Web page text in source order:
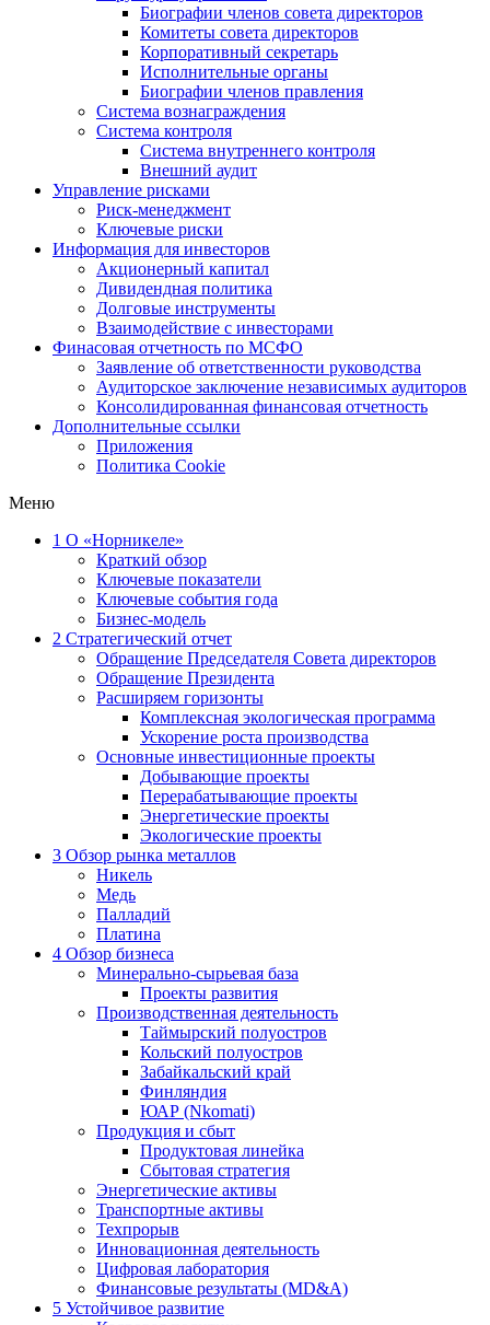
Биографии членов совета директоров
Комитеты совета директоров
Корпоративный секретарь
Исполнительные органы
Биографии членов правления
Система вознаграждения
Система контроля
Система внутреннего контроля
Внешний аудит
Управление рисками
Риск-менеджмент
Ключевые риски
Информация для инвесторов
Акционерный капитал
Дивидендная политика
Долговые инструменты
Взаимодействие с инвеcторами
Финасовая отчетность по МСФО
Заявление об ответственности руководства
Аудиторское заключение независимых аудиторов
Консолидированная финансовая отчетность
Дополнительные ссылки
Приложения
Политика Cookie
Меню
1 О «Норникеле»
Краткий обзор
Ключевые показатели
Ключевые события года
Бизнес-модель
2 Стратегический отчет
Обращение Председателя Совета директоров
Обращение Президента
Расширяем горизонты
Комплексная экологическая программа
Ускорение роста производства
Основные инвестиционные проекты
Добывающие проекты
Перерабатывающие проекты
Энергетические проекты
Экологические проекты
3 Обзор рынка металлов
Никель
Медь
Палладий
Платина
4 Обзор бизнеса
Минерально-сырьевая база
Проекты развития
Производственная деятельность
Таймырский полуостров
Кольский полуостров
Забайкальский край
Финляндия
ЮАР (Nkomati)
Продукция и сбыт
Продуктовая линейка
Сбытовая стратегия
Энергетические активы
Транспортные активы
Техпрорыв
Инновационная деятельность
Цифровая лаборатория
Финансовые результаты (MD&A)
5 Устойчивое развитие